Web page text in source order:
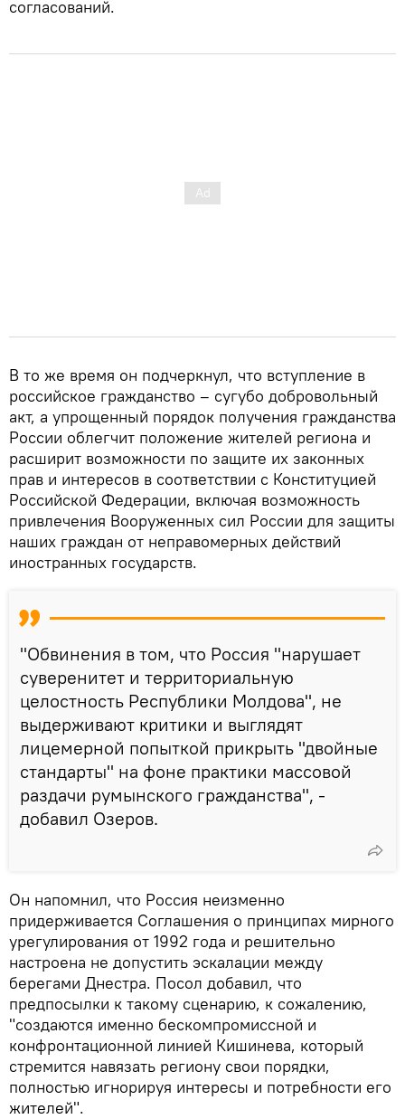
согласований.
В то же время он подчеркнул, что вступление в
российское гражданство – сугубо добровольный
акт, а упрощенный порядок получения гражданства
России облегчит положение жителей региона и
расширит возможности по защите их законных
прав и интересов в соответствии с Конституцией
Российской Федерации, включая возможность
привлечения Вооруженных сил России для защиты
наших граждан от неправомерных действий
иностранных государств.
"Обвинения в том, что Россия "нарушает
суверенитет и территориальную
целостность Республики Молдова", не
выдерживают критики и выглядят
лицемерной попыткой прикрыть "двойные
стандарты" на фоне практики массовой
раздачи румынского гражданства", -
добавил Озеров.
Он напомнил, что Россия неизменно
придерживается Соглашения о принципах мирного
урегулирования от 1992 года и решительно
настроена не допустить эскалации между
берегами Днестра. Посол добавил, что
предпосылки к такому сценарию, к сожалению,
"создаются именно бескомпромиссной и
конфронтационной линией Кишинева, который
стремится навязать региону свои порядки,
полностью игнорируя интересы и потребности его
жителей".